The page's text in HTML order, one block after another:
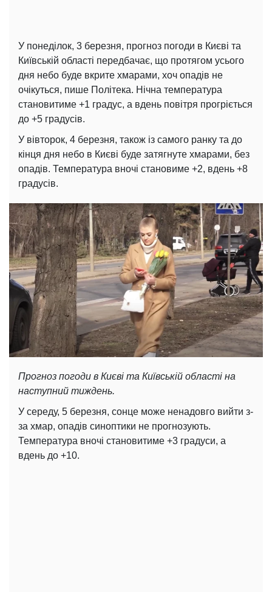
У понеділок, 3 березня, прогноз погоди в Києві та
Київській області передбачає, що протягом усього
дня небо буде вкрите хмарами, хоч опадів не
очікуться, пише Політека. Нічна температура
становитиме +1 градус, а вдень повітря прогріється
до +5 градусів.
У вівторок, 4 березня, також із самого ранку та до
кінця дня небо в Києві буде затягнуте хмарами, без
опадів. Температура вночі становиме +2, вдень +8
градусів.
Прогноз погоди в Києві та Київській області на
наступний тиждень.
У середу, 5 березня, сонце може ненадовго вийти з-
за хмар, опадів синоптики не прогнозують.
Температура вночі становитиме +3 градуси, а
вдень до +10.